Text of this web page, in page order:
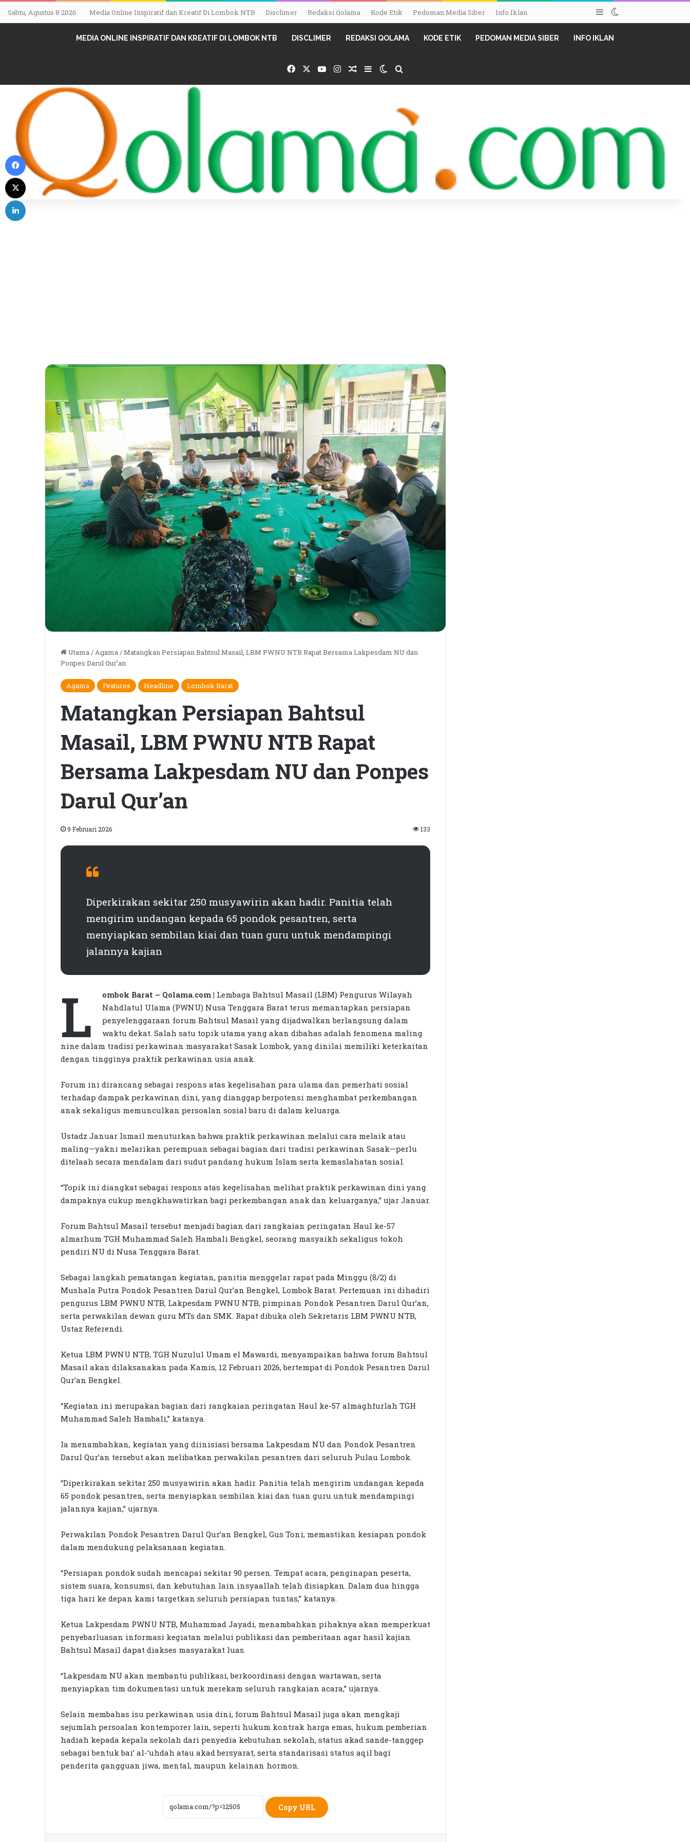
Sabtu, Agustus 8 2026 Media Online Inspiratif dan Kreatif Di Lombok NTB Disclimer Redaksi Qolama Kode Etik Pedoman Media Siber Info Iklan Sidebar
MEDIA ONLINE INSPIRATIF DAN KREATIF DI LOMBOK NTB DISCLIMER REDAKSI QOLAMA KODE ETIK PEDOMAN MEDIA SIBER INFO IKLAN
FacebookYouTubeInstagram
Random Article
SidebarSwitch skin
Utama/Agama/Matangkan Persiapan Bahtsul Masail, LBM PWNU NTB Rapat Bersama Lakpesdam NU dan
Ponpes Darul Qur’an
Agama Features Headline Lombok Barat
Matangkan Persiapan Bahtsul
Masail, LBM PWNU NTB Rapat
Bersama Lakpesdam NU dan Ponpes
Darul Qur’an
9 Februari 2026 133
Diperkirakan sekitar 250 musyawirin akan hadir. Panitia telah
mengirim undangan kepada 65 pondok pesantren, serta
menyiapkan sembilan kiai dan tuan guru untuk mendampingi
jalannya kajian
L ombok Barat – Qolama.com | Lembaga Bahtsul Masail (LBM) Pengurus Wilayah
Nahdlatul Ulama (PWNU) Nusa Tenggara Barat terus memantapkan persiapan
penyelenggaraan forum Bahtsul Masail yang dijadwalkan berlangsung dalam
waktu dekat. Salah satu topik utama yang akan dibahas adalah fenomena maling
nine dalam tradisi perkawinan masyarakat Sasak Lombok, yang dinilai memiliki keterkaitan
dengan tingginya praktik perkawinan usia anak.
Forum ini dirancang sebagai respons atas kegelisahan para ulama dan pemerhati sosial
terhadap dampak perkawinan dini, yang dianggap berpotensi menghambat perkembangan
anak sekaligus memunculkan persoalan sosial baru di dalam keluarga.
Ustadz Januar Ismail menuturkan bahwa praktik perkawinan melalui cara melaik atau
maling—yakni melarikan perempuan sebagai bagian dari tradisi perkawinan Sasak—perlu
ditelaah secara mendalam dari sudut pandang hukum Islam serta kemaslahatan sosial.
“Topik ini diangkat sebagai respons atas kegelisahan melihat praktik perkawinan dini yang
dampaknya cukup mengkhawatirkan bagi perkembangan anak dan keluarganya,” ujar Januar.
Forum Bahtsul Masail tersebut menjadi bagian dari rangkaian peringatan Haul ke-57
almarhum TGH Muhammad Saleh Hambali Bengkel, seorang masyaikh sekaligus tokoh
pendiri NU di Nusa Tenggara Barat.
Sebagai langkah pematangan kegiatan, panitia menggelar rapat pada Minggu (8/2) di
Mushala Putra Pondok Pesantren Darul Qur’an Bengkel, Lombok Barat. Pertemuan ini dihadiri
pengurus LBM PWNU NTB, Lakpesdam PWNU NTB, pimpinan Pondok Pesantren Darul Qur’an,
serta perwakilan dewan guru MTs dan SMK. Rapat dibuka oleh Sekretaris LBM PWNU NTB,
Ustaz Referendi.
Ketua LBM PWNU NTB, TGH Nuzulul Umam el Mawardi, menyampaikan bahwa forum Bahtsul
Masail akan dilaksanakan pada Kamis, 12 Februari 2026, bertempat di Pondok Pesantren Darul
Qur’an Bengkel.
“Kegiatan ini merupakan bagian dari rangkaian peringatan Haul ke-57 almaghfurlah TGH
Muhammad Saleh Hambali,” katanya.
Ia menambahkan, kegiatan yang diinisiasi bersama Lakpesdam NU dan Pondok Pesantren
Darul Qur’an tersebut akan melibatkan perwakilan pesantren dari seluruh Pulau Lombok.
“Diperkirakan sekitar 250 musyawirin akan hadir. Panitia telah mengirim undangan kepada
65 pondok pesantren, serta menyiapkan sembilan kiai dan tuan guru untuk mendampingi
jalannya kajian,” ujarnya.
Perwakilan Pondok Pesantren Darul Qur’an Bengkel, Gus Toni, memastikan kesiapan pondok
dalam mendukung pelaksanaan kegiatan.
“Persiapan pondok sudah mencapai sekitar 90 persen. Tempat acara, penginapan peserta,
sistem suara, konsumsi, dan kebutuhan lain insyaallah telah disiapkan. Dalam dua hingga
tiga hari ke depan kami targetkan seluruh persiapan tuntas,” katanya.
Ketua Lakpesdam PWNU NTB, Muhammad Jayadi, menambahkan pihaknya akan memperkuat
penyebarluasan informasi kegiatan melalui publikasi dan pemberitaan agar hasil kajian
Bahtsul Masail dapat diakses masyarakat luas.
“Lakpesdam NU akan membantu publikasi, berkoordinasi dengan wartawan, serta
menyiapkan tim dokumentasi untuk merekam seluruh rangkaian acara,” ujarnya.
Selain membahas isu perkawinan usia dini, forum Bahtsul Masail juga akan mengkaji
sejumlah persoalan kontemporer lain, seperti hukum kontrak harga emas, hukum pemberian
hadiah kepada kepala sekolah dari penyedia kebutuhan sekolah, status akad sande-tanggep
sebagai bentuk bai’ al-‘uhdah atau akad bersyarat, serta standarisasi status aqil bagi
penderita gangguan jiwa, mental, maupun kelainan hormon.
Copy URL
Seleksi KPID NTB Dimulai: 76
Kandidat Lolos ke Uji Kompetensi
KPK Periksa Sumiatun, Dugaan
Kasus Tambang Emas Sekotong
Rumah Bertingkat Dapat Beras,
Warga Miskin Tak Dapat PKH:
Hadrian Irfani Sebut Bantuan “Salah
Kamar”
Petani Berharap Harga Tembakau
Menguntungkan
Facebook
LinkedIn